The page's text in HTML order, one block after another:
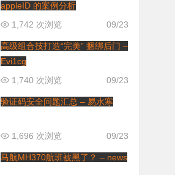
appleID 的案例分析
09/23
1,742 次浏览
高级组合技打造“完美” 捆绑后门 –
Evi1cg
09/23
1,740 次浏览
验证码安全问题汇总 – 易水寒
09/23
1,696 次浏览
马航MH370航班被黑了？ – news